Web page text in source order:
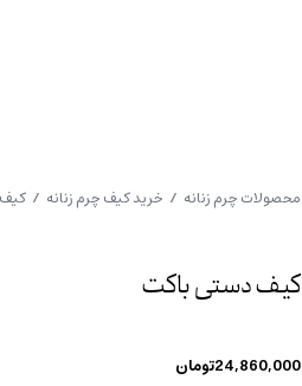
محصولات چرم زنانه / خرید کیف چرم زنانه / کیف
کیف دستی باکت
24,860,000تومان